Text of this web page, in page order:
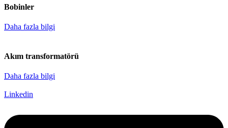
Bobinler
Daha fazla bilgi
Akım transformatörü
Daha fazla bilgi
Linkedin